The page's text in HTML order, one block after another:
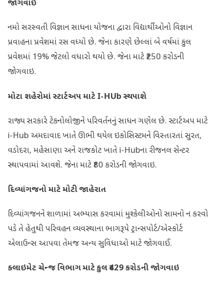
જોગવાઈ
નમો સરસ્વતી વિજ્ઞાન સાધના યોજના દ્વારા વિદ્યાર્થીઓનો વિજ્ઞાન
પ્રવાહના પ્રવેશમાં રસ વધ્યો છે. જેના કારણે છેલ્લાં બે વર્ષમાં કુલ
પ્રવેશમાં 19% જેટલો વધારો થયો છે. જેના માટે ₹250 કરોડની
જોગવાઇ.
મોટા શહેરોમાં સ્ટાર્ટઅપ માટે I-HUbસ્થપાશે
રાજ્ય સરકારે ટેકનોલોજીને પરિવર્તનનું સાધન ગણેલ છે. સ્ટાર્ટઅપ માટે
i-Hub અમદાવાદ ખાતે ઊભી થયેલ ઇકોસિસ્ટમને વિસ્તારતાં સુરત,
વડોદરા, મહેસાણા અને રાજકોટ ખાતે i-Hubના રીજનલ સેન્‍ટર
સ્થાપવામાં આવશે. જેના માટે ₹80 કરોડની જોગવાઇ.
દિવ્યાંગજનો માટે મોટી જાહેરાત
દિવ્યાંગજનને શાળામાં અભ્યાસ કરવામાં મુશ્કેલીઓનો સામનો ન કરવો
પડે તે હેતુથી પરિવહન વ્યવસ્થાના ભાગરૂપે ટ્રાન્‍સપોર્ટ/એસ્કોર્ટ
એલાઉન્‍સ આપવા તેમજ અન્ય સુવિધાઓ માટે જોગવાઈ.
ક્લાઇમેટ ચેન્‍જ વિભાગ માટે કુલ₹429કરોડની જોગવાઇ